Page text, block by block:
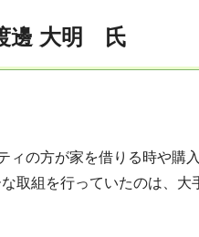
邊 大明 氏
の方が家を借りる時や購
取組を行っていたのは、